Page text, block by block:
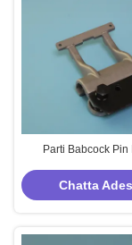
Parti Babcock Pin
pezzi di ricambio di
Chatta